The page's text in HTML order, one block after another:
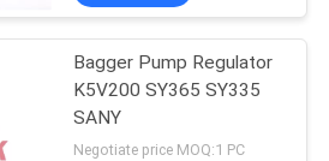
Bagger Pump Regulator
K5V200 SY365 SY335
SANY
Negotiate price MOQ:1 PC